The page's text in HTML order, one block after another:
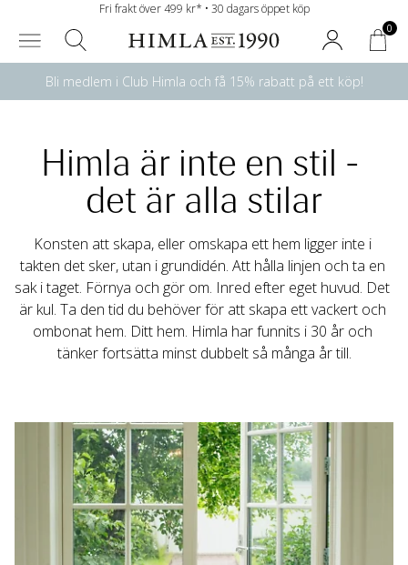
Fri frakt över 499 kr* • 30 dagars öppet köp
0
Bli medlem i Club Himla och få 15% rabatt på ett köp!
Himla är inte en stil -
det är alla stilar
Konsten att skapa, eller omskapa ett hem ligger inte i
takten det sker, utan i grundidén. Att hålla linjen och ta en
sak i taget. Förnya och gör om. Inred efter eget huvud. Det
är kul. Ta den tid du behöver för att skapa ett vackert och
ombonat hem. Ditt hem. Himla har funnits i 30 år och
tänker fortsätta minst dubbelt så många år till.